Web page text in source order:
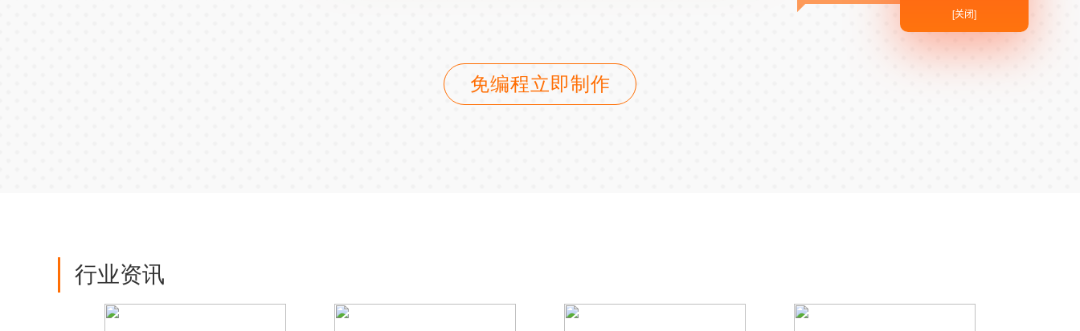
免编程立即制作
行业资讯
[关闭]